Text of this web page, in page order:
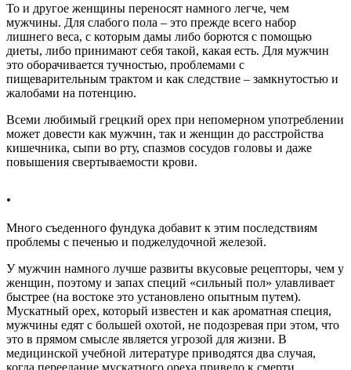
То и другое женщины переносят намного легче, чем
мужчины. Для слабого пола – это прежде всего набор
лишнего веса, с которым дамы либо борются с помощью
диеты, либо принимают себя такой, какая есть. Для мужчин
это оборачивается тучностью, проблемами с
пищеварительным трактом и как следствие – замкнутостью и
жалобами на потенцию.
Всеми любимый грецкий орех при непомерном употреблении
может довести как мужчин, так и женщин до расстройства
кишечника, сыпи во рту, спазмов сосудов головы и даже
повышения свертываемости крови.
.
Много съеденного фундука добавит к этим последствиям
проблемы с печенью и поджелудочной железой.
У мужчин намного лучше развиты вкусовые рецепторы, чем у
женщин, поэтому и запах специй «сильный пол» улавливает
быстрее (на востоке это установлено опытным путем).
Мускатный орех, который известен и как ароматная специя,
мужчины едят с большей охотой, не подозревая при этом, что
это в прямом смысле является угрозой для жизни. В
медицинской учебной литературе приводятся два случая,